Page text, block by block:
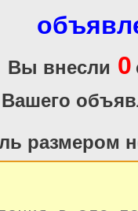
Вы внесли 0
размером